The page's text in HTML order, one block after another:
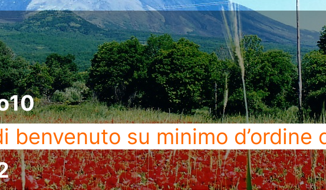
benvenuto su minimo d’ordine